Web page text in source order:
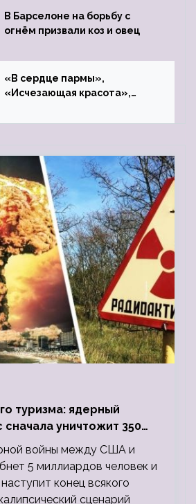
В Барселоне на борьбу с
огнём призвали коз и овец
«В сердце пармы»,
«Исчезающая красота»,
туризма: ядерный
сначала уничтожит 350
потом 5 миллиардов
войны между США и
5 миллиардов человек и
конец всякого
сценарий